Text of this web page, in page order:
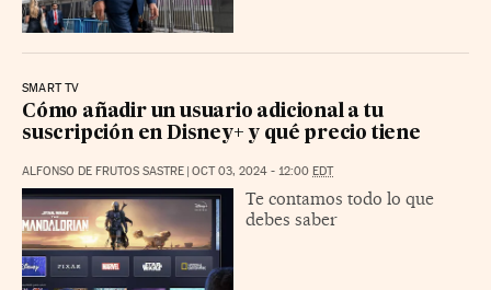
SMART TV
Cómo añadir un usuario adicional a tu
suscripción en Disney+ y qué precio tiene
ALFONSO DE FRUTOS SASTRE | OCT 03, 2024 - 12:00 EDT
Te contamos todo lo que
debes saber